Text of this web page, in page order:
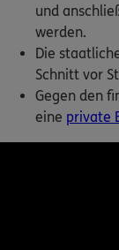
und
werden.
Die
Schnitt vor
Gegen den
eine private